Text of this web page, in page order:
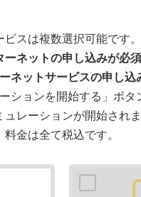
〒950-1189
新潟県新潟市
営業時
ビスは複数選択可能です。
ーネットの申し込みが必須
ネットサービスの申し込
ションを開始する」ボタ
ュレーションが開始されま
料金は全て税込です。